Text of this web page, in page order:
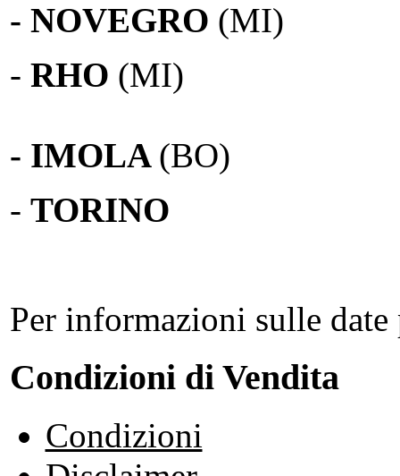
- NOVEGRO (MI)
- RHO (MI)
- IMOLA (BO)
- TORINO
Per informazioni sulle
Condizioni di Vendita
Condizioni